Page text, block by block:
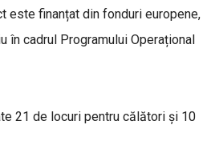
este finanțat din fonduri europene,
în cadrul Programului Operațional
21 de locuri pentru călători și 10